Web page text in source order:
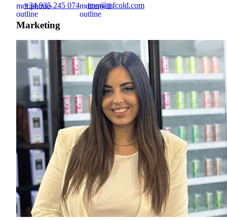
mdi:phone-
outline
+34 935 245 074mdi:email-
outline
epo@tefcold.com
Marketing